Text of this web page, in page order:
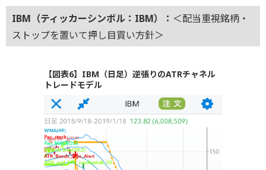
IBM（ティッカーシンボル：IBM）： ＜配当重視銘柄・
ストップを置いて押し目買い方針＞
【図表6】IBM（日足）逆張りのATRチャネル
トレードモデル